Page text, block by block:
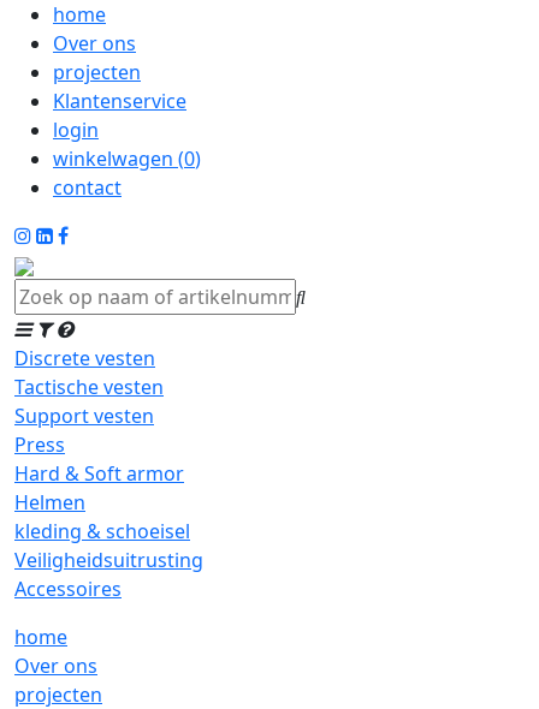
home
Over ons
projecten
Klantenservice
login
winkelwagen (0)
contact
Discrete vesten
Tactische vesten
Support vesten
Press
Hard & Soft armor
Helmen
kleding & schoeisel
Veiligheidsuitrusting
Accessoires
home
Over ons
projecten